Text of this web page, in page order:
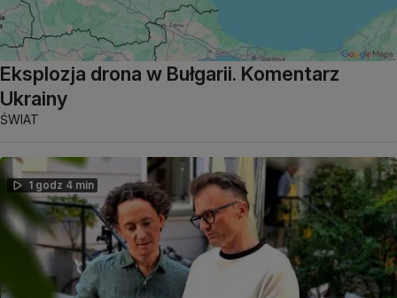
Eksplozja drona w Bułgarii. Komentarz
Ukrainy
ŚWIAT
1 godz 4 min